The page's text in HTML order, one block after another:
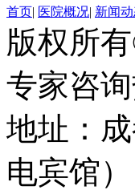
首页| 医院概况| 新闻
版权所
专家咨
地址：
电宾馆）